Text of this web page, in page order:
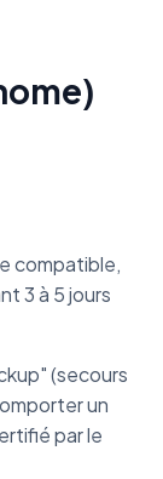
compatible,
3 à 5 jours
(secours
un
par le